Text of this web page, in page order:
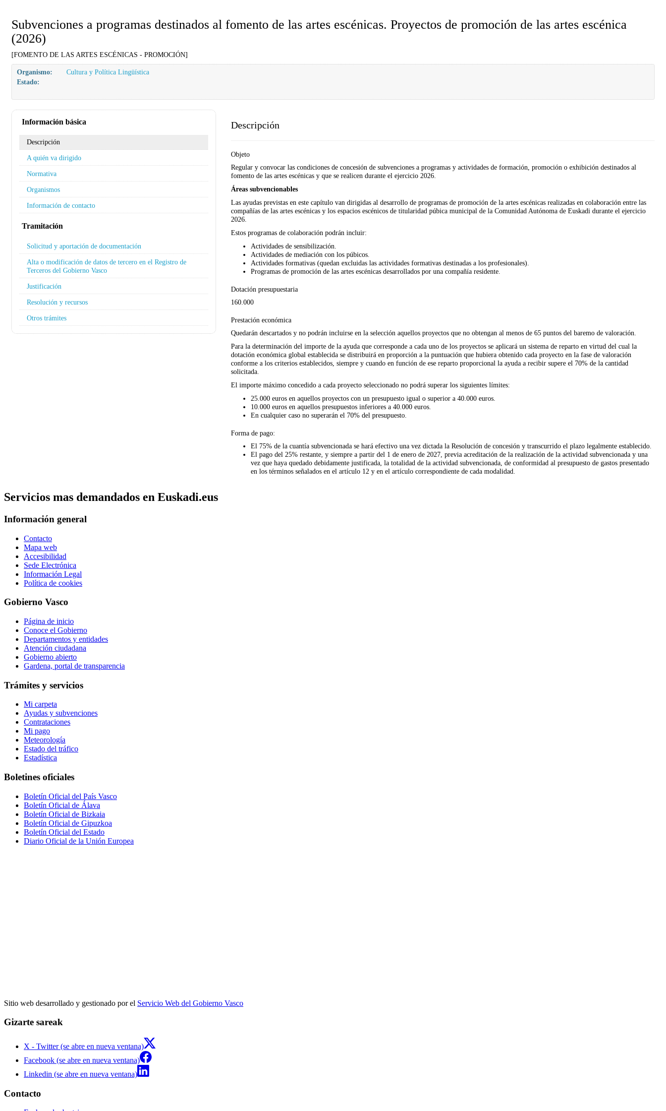
Subvenciones a programas destinados al fomento de las artes escénicas. Proyectos de promoción de las artes escénica
(2026)
[FOMENTO DE LAS ARTES ESCÉNICAS - PROMOCIÓN]
Organismo:
Cultura y Política Lingüística
Estado:
Información básica
Descripción
A quién va dirigido
Normativa
Organismos
Información de contacto
Tramitación
Solicitud y aportación de documentación
Alta o modificación de datos de tercero en el Registro de
Terceros del Gobierno Vasco
Justificación
Resolución y recursos
Otros trámites
Descripción
Objeto
Regular y convocar las condiciones de concesión de subvenciones a programas y actividades de formación, promoción o exhibición destinados al
fomento de las artes escénicas y que se realicen durante el ejercicio 2026.
Áreas subvencionables
Las ayudas previstas en este capítulo van dirigidas al desarrollo de programas de promoción de la artes escénicas realizadas en colaboración entre las
compañías de las artes escénicas y los espacios escénicos de titularidad púbica municipal de la Comunidad Autónoma de Euskadi durante el ejercicio
2026.
Estos programas de colaboración podrán incluir:
Actividades de sensibilización.
Actividades de mediación con los púbicos.
Actividades formativas (quedan excluidas las actividades formativas destinadas a los profesionales).
Programas de promoción de las artes escénicas desarrollados por una compañía residente.
Dotación presupuestaria
160.000
Prestación económica
Quedarán descartados y no podrán incluirse en la selección aquellos proyectos que no obtengan al menos de 65puntos del baremo de valoración.
Para la determinación del importe de la ayuda que corresponde a cada uno de los proyectos se aplicará un sistema de reparto en virtud del cual la
dotación económica global establecida se distribuirá en proporción a la puntuación que hubiera obtenido cada proyecto en la fase de valoración
conforme a los criterios establecidos, siempre y cuando en función de ese reparto proporcional la ayuda a recibir supere el 70% de la cantidad
solicitada.
El importe máximo concedido a cada proyecto seleccionado no podrá superar los siguientes límites:
25.000 euros en aquellos proyectos con un presupuesto igual o superior a 40.000 euros.
10.000 euros en aquellos presupuestos inferiores a 40.000 euros.
En cualquier caso no superarán el 70% del presupuesto.
Forma de pago:
El 75% de la cuantía subvencionada se hará efectivo una vez dictada la Resolución de concesión y transcurrido el plazo legalmente establecido.
El pago del 25% restante, y siempre a partir del 1 de enero de 2027, previa acreditación de la realización de la actividad subvencionada y una
vez que haya quedado debidamente justificada, la totalidad de la actividad subvencionada, de conformidad al presupuesto de gastos presentado
en los términos señalados en el artículo 12 y en el artículo correspondiente de cada modalidad.
Servicios mas demandados en Euskadi.eus
Información general
Contacto
Mapa web
Accesibilidad
Sede Electrónica
Información Legal
Política de cookies
Gobierno Vasco
Página de inicio
Conoce el Gobierno
Departamentos y entidades
Atención ciudadana
Gobierno abierto
Gardena, portal de transparencia
Trámites y servicios
Mi carpeta
Ayudas y subvenciones
Contrataciones
Mi pago
Meteorología
Estado del tráfico
Estadística
Boletines oficiales
Boletín Oficial del País Vasco
Boletín Oficial de Álava
Boletín Oficial de Bizkaia
Boletín Oficial de Gipuzkoa
Boletín Oficial del Estado
Diario Oficial de la Unión Europea
Sitio web desarrollado y gestionado por el Servicio Web del Gobierno Vasco
Gizarte sareak
X - Twitter (se abre en nueva ventana)
Facebook (se abre en nueva ventana)
Linkedin (se abre en nueva ventana)
Contacto